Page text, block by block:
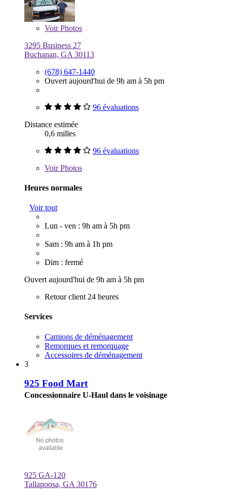
VoirPhotos
3295 Business 27
Buchanan, GA 30113
(678) 647-1440
Ouvert aujourd'hui de 9h am à 5h pm
96 évaluations
Distance estimée
0,6 milles
96 évaluations
VoirPhotos
Heures normales
Voir tout
Lun - ven : 9h am à 5h pm
Sam : 9h am à 1h pm
Dim : fermé
Ouvert aujourd'hui de 9h am à 5h pm
Retour client 24 heures
Services
Camions de déménagement
Remorques et remorquage
Accessoires de déménagement
3
925 Food Mart
Concessionnaire U-Haul dans le voisinage
925 GA-120
Tallapoosa, GA 30176